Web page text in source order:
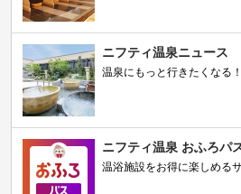
ニフティ温泉ニュース
温泉にもっと行きたくなる
ニフティ温泉 おふろパ
温浴施設をお得に楽しめる